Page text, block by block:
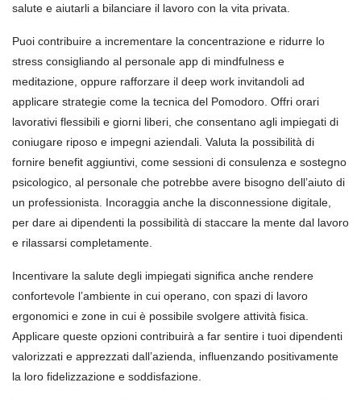
salute e aiutarli a bilanciare il lavoro con la vita privata.
Puoi contribuire a incrementare la concentrazione e ridurre lo
stress consigliando al personale app di mindfulness e
meditazione, oppure rafforzare il deep work invitandoli ad
applicare strategie come la tecnica del Pomodoro. Offri orari
lavorativi flessibili e giorni liberi, che consentano agli impiegati di
coniugare riposo e impegni aziendali. Valuta la possibilità di
fornire benefit aggiuntivi, come sessioni di consulenza e sostegno
psicologico, al personale che potrebbe avere bisogno dell’aiuto di
un professionista. Incoraggia anche la disconnessione digitale,
per dare ai dipendenti la possibilità di staccare la mente dal lavoro
e rilassarsi completamente.
Incentivare la salute degli impiegati significa anche rendere
confortevole l’ambiente in cui operano, con spazi di lavoro
ergonomici e zone in cui è possibile svolgere attività fisica.
Applicare queste opzioni contribuirà a far sentire i tuoi dipendenti
valorizzati e apprezzati dall’azienda, influenzando positivamente
la loro fidelizzazione e soddisfazione.